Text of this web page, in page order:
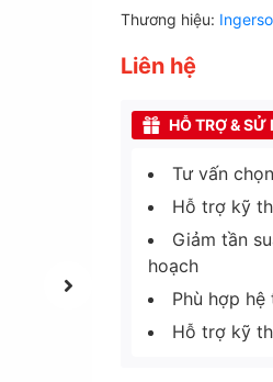
Thương hiệu:
Liên hệ
HỖ TRỢ & SỬ
Tư vấn
Hỗ trợ kỹ
Giảm tần
hoạch
Phù hợp
Hỗ trợ kỹ